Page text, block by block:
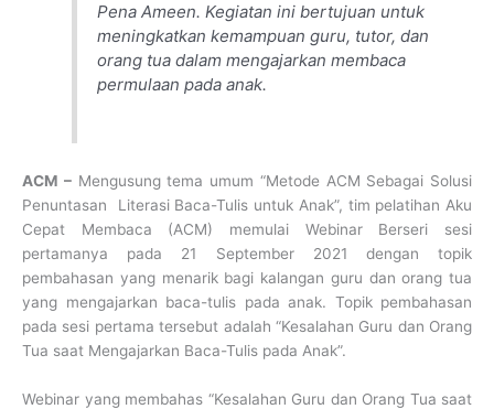
Pena Ameen. Kegiatan ini bertujuan untuk
meningkatkan kemampuan guru, tutor, dan
orang tua dalam mengajarkan membaca
permulaan pada anak.
ACM –Mengusung tema umum “Metode ACM Sebagai Solusi
Penuntasan Literasi Baca-Tulis untuk Anak”, tim pelatihan Aku
Cepat Membaca (ACM) memulai Webinar Berseri sesi
pertamanya pada 21 September 2021 dengan topik
pembahasan yang menarik bagi kalangan guru dan orang tua
yang mengajarkan baca-tulis pada anak. Topik pembahasan
pada sesi pertama tersebut adalah “Kesalahan Guru dan Orang
Tua saat Mengajarkan Baca-Tulis pada Anak”.
Webinar yang membahas “Kesalahan Guru dan Orang Tua saat